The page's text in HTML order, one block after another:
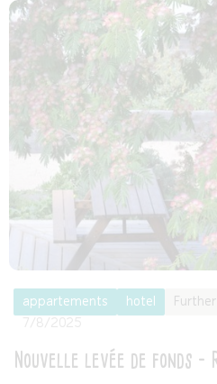
appartements hotel Further
Nouvelle levée de fonds -